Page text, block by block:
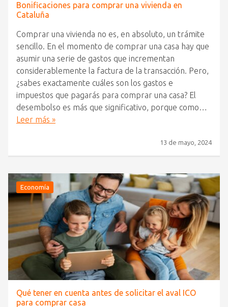
Bonificaciones para comprar una vivienda en
Cataluña
Comprar una vivienda no es, en absoluto, un trámite
sencillo. En el momento de comprar una casa hay que
asumir una serie de gastos que incrementan
considerablemente la factura de la transacción. Pero,
¿sabes exactamente cuáles son los gastos e
impuestos que pagarás para comprar una casa? El
desembolso es más que significativo, porque como…
Leer más »
13 de mayo, 2024
Economía
Qué tener en cuenta antes de solicitar el aval ICO
para comprar casa